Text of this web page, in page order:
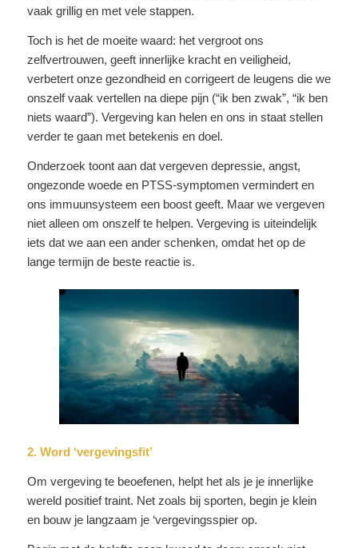
vaak grillig en met vele stappen.
Toch is het de moeite waard: het vergroot ons
zelfvertrouwen, geeft innerlijke kracht en veiligheid,
verbetert onze gezondheid en corrigeert de leugens die we
onszelf vaak vertellen na diepe pijn (“ik ben zwak”, “ik ben
niets waard”). Vergeving kan helen en ons in staat stellen
verder te gaan met betekenis en doel.
Onderzoek toont aan dat vergeven depressie, angst,
ongezonde woede en PTSS-symptomen vermindert en
ons immuunsysteem een boost geeft. Maar we vergeven
niet alleen om onszelf te helpen. Vergeving is uiteindelijk
iets dat we aan een ander schenken, omdat het op de
lange termijn de beste reactie is.
2. Word ‘vergevingsfit’
Om vergeving te beoefenen, helpt het als je je innerlijke
wereld positief traint. Net zoals bij sporten, begin je klein
en bouw je langzaam je ‘vergevingsspier op.